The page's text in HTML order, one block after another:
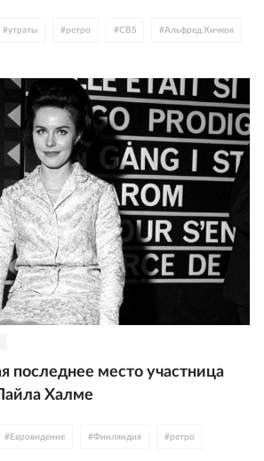
#утраты #ретро #CBS #Альфред Хичкок
последнее место участница
Халме
# Евровидение #Финляндия #ретро